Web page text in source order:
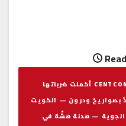
🔴 10 يونيو 2026 — اليوم 102: CENTCOM أكملت ضرباتها
ودرون — الكويت
— هدنة هشّة في